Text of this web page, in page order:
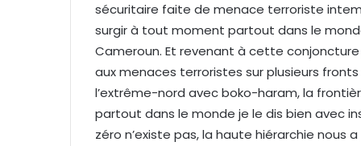
sécuritaire faite de menace terroriste
surgir à tout moment partout dans le
Cameroun. Et revenant à cette
aux menaces terroristes sur plusieurs
l’extrême-nord avec boko-haram, la
partout dans le monde je le dis bien avec
zéro n’existe pas, la haute hiérarchie